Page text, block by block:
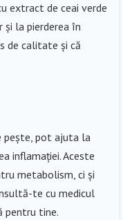
extract de ceai verde
la pierderea în
de calitate și că
pește, pot ajuta la
inflamației. Aceste
metabolism, ci și
te cu medicul
pentru tine.